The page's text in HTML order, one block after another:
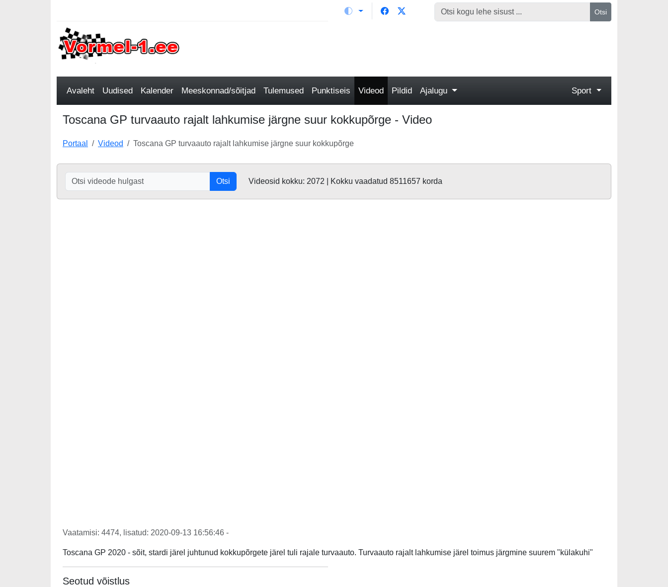
Otsi
Avaleht Uudised Kalender Meeskonnad/sõitjad Tulemused Punktiseis Videod Pildid Ajalugu Sport
Toscana GP turvaauto rajalt lahkumise järgne suur kokkupõrge - Video
Portaal Videod Toscana GP turvaauto rajalt lahkumise järgne suur kokkupõrge
Otsi Videosid kokku: 2072 | Kokku vaadatud 8511657 korda
Vaatamisi: 4474, lisatud: 2020-09-13 16:56:46 -
Toscana GP 2020 - sõit, stardi järel juhtunud kokkupõrgete järel tuli rajale turvaauto. Turvaauto rajalt lahkumise järel toimus järgmine suurem "külakuhi"
Seotud võistlus